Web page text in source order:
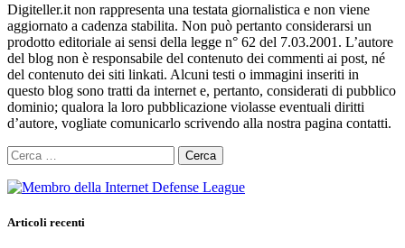
Digiteller.it non rappresenta una testata giornalistica e non viene
aggiornato a cadenza stabilita. Non può pertanto considerarsi un
prodotto editoriale ai sensi della legge n° 62 del 7.03.2001. L’autore
del blog non è responsabile del contenuto dei commenti ai post, né
del contenuto dei siti linkati. Alcuni testi o immagini inseriti in
questo blog sono tratti da internet e, pertanto, considerati di pubblico
dominio; qualora la loro pubblicazione violasse eventuali diritti
d’autore, vogliate comunicarlo scrivendo alla nostra pagina contatti.
Ricerca
per:
Articoli recenti